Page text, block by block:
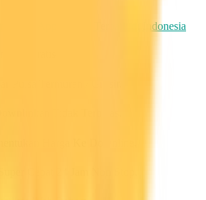
WhatsApp Massal Terbaik di Indonesia